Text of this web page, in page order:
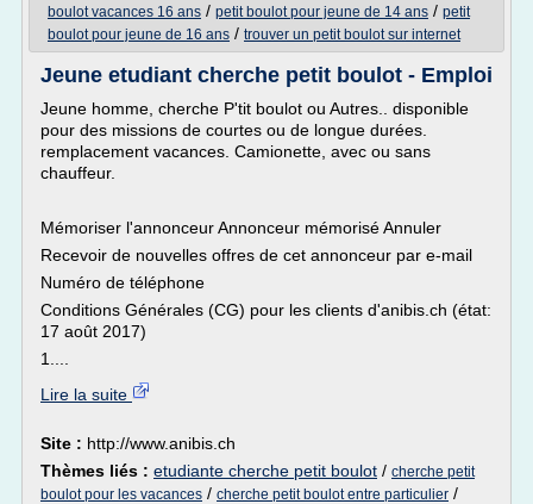
boulot vacances 16 ans / petit boulot pour jeune de 14 ans / petit
boulot pour jeune de 16 ans / trouver un petit boulot sur internet
Jeune etudiant cherche petit boulot - Emploi
Jeune homme, cherche P'tit boulot ou Autres.. disponible
pour des missions de courtes ou de longue durées.
remplacement vacances. Camionette, avec ou sans
chauffeur.
Mémoriser l'annonceur Annonceur mémorisé Annuler
Recevoir de nouvelles offres de cet annonceur par e-mail
Numéro de téléphone
Conditions Générales (CG) pour les clients d'anibis.ch (état:
17 août 2017)
1....
Lire la suite
Site : http://www.anibis.ch
Thèmes liés : etudiante cherche petit boulot / cherche petit
boulot pour les vacances / cherche petit boulot entre particulier /